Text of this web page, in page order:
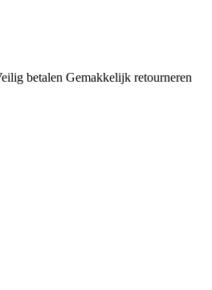
betalen Gemakkelijk retourneren